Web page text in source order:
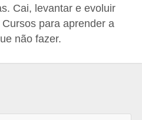
Cai, levantar e evoluir
para aprender a
não fazer.